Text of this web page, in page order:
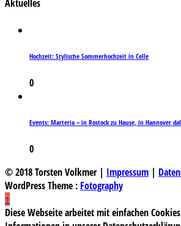
Aktuelles
Hochzeit: Stylische Sommerhochzeit in Celle
0
Events: Marteria – in Rostock zu Hause, in Hannover
0
© 2018 Torsten Volkmer | Impressum |
WordPress Theme : Fotography
↑
Diese Webseite arbeitet mit einfachen